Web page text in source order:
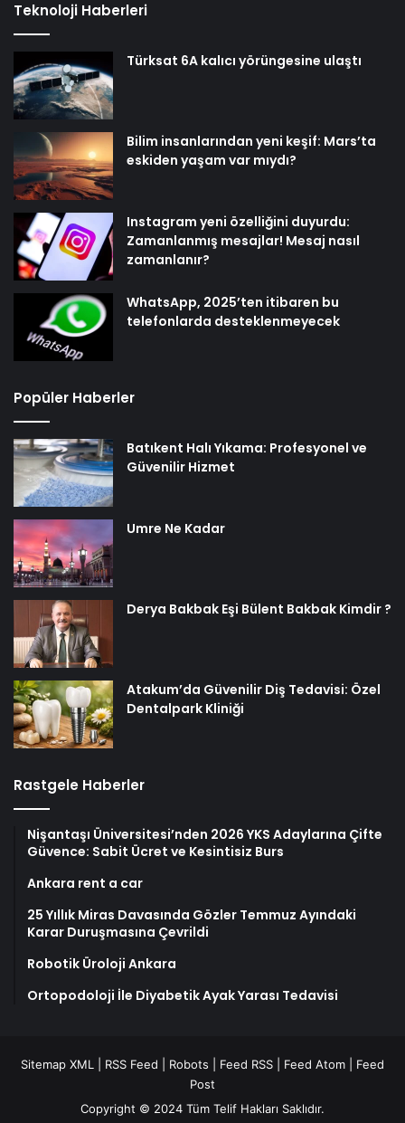
Teknoloji Haberleri
Türksat 6A kalıcı yörüngesine ulaştı
Bilim insanlarından yeni keşif: Mars’ta
eskiden yaşam var mıydı?
Instagram yeni özelliğini duyurdu:
Zamanlanmış mesajlar! Mesaj nasıl
zamanlanır?
WhatsApp, 2025’ten itibaren bu
telefonlarda desteklenmeyecek
Popüler Haberler
Batıkent Halı Yıkama: Profesyonel ve
Güvenilir Hizmet
Umre Ne Kadar
Derya Bakbak Eşi Bülent Bakbak Kimdir ?
Atakum’da Güvenilir Diş Tedavisi: Özel
Dentalpark Kliniği
Rastgele Haberler
Nişantaşı Üniversitesi’nden 2026 YKS Adaylarına Çifte
Güvence: Sabit Ücret ve Kesintisiz Burs
Ankara rent a car
25 Yıllık Miras Davasında Gözler Temmuz Ayındaki
Karar Duruşmasına Çevrildi
Robotik Üroloji Ankara
Ortopodoloji İle Diyabetik Ayak Yarası Tedavisi
Sitemap XML RSS Feed Robots Feed RSS Feed Atom
Feed
Post
Copyright © 2024 Tüm Telif Hakları Saklıdır.